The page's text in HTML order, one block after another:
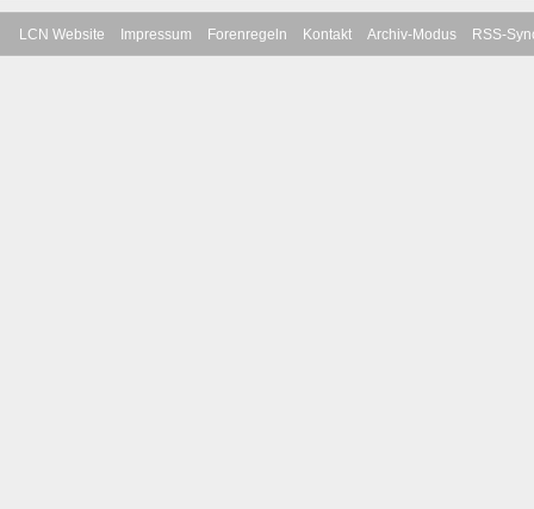
LCN Website Impressum Forenregeln Kontakt Archiv-Modus RSS-